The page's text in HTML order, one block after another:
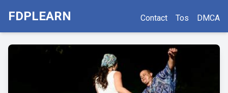
FDPLEARN Contact Tos DMCA